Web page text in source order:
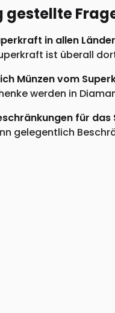
gestellte
in allen
ist überall
Münzen vom
werden in
für
gelegentlich